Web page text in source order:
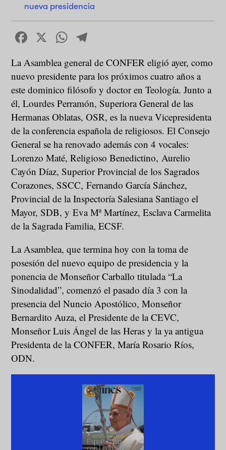
nueva presidencia
Facebook
X WhatsApp
La Asamblea general de CONFER eligió ayer, como
nuevo presidente para los próximos cuatro años a
este dominico filósofo y doctor en Teología. Junto a
él, Lourdes Perramón, Superiora General de las
Hermanas Oblatas, OSR, es la nueva Vicepresidenta
de la conferencia española de religiosos. El Consejo
General se ha renovado además con 4 vocales:
Lorenzo Maté, Religioso Benedictino, Aurelio
Cayón Díaz, Superior Provincial de los Sagrados
Corazones, SSCC, Fernando García Sánchez,
Provincial de la Inspectoría Salesiana Santiago el
Mayor, SDB, y Eva Mª Martínez, Esclava Carmelita
de la Sagrada Familia, ECSF.
La Asamblea, que termina hoy con la toma de
posesión del nuevo equipo de presidencia y la
ponencia de Monseñor Carballo titulada “La
Sinodalidad”, comenzó el pasado día 3 con la
presencia del Nuncio Apostólico, Monseñor
Bernardito Auza, el Presidente de la CEVC,
Monseñor Luis Ángel de las Heras y la ya antigua
Presidenta de la CONFER, María Rosario Ríos,
ODN.